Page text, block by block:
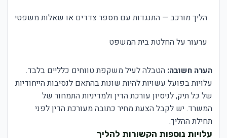
הליך מורכב — התנגדות עם מספר צדדים או שאלות משפטיות
ערעור על החלטת בית המשפט
הערה חשובה: הטבלה לעיל משקפת טווחים כלליים בלבד.
עלויות בפועל עשויות להיות שונות בהתאם לנסיבות הייחודיות
של כל תיק, לניסיון עורכת הדין ולמדיניות התמחור של
המשרד. יש לקבל הצעת מחיר כתובה מעורכת הדין לפני
תחילת ההליך.
עלויות נוספות הקשורות להליך